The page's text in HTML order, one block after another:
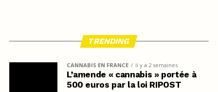
TRENDING
CANNABIS EN FRANCE il y a 2 semaines
L’amende « cannabis » portée à
500 euros par la loi RIPOST